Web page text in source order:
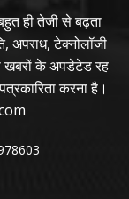
ही तेजी से बढ़ता
अपराध, टेक्नोलॉजी
खबरों के अपडेटेड रह
करना है।